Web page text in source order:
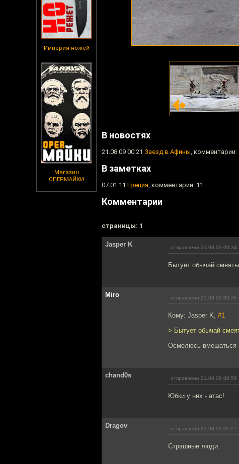
Империя ножей
Магазин
ОПЕРМАЙКИ
В новостях
21.08.09 00:21 Заезд в Афины, комментарии:
В заметках
07.01.11 Греция, комментарии: 11
Комментарии
cтраницы: 1
Jasper K отправлено 21.08.09 00:34
Бытует обычай
Miro отправлено 21.08.09 00:36
Кому: Jasper K, #1
> Бытует обычай
Осмелюсь вмешаться
chand0s отправлено 21.08.09 00:56
Юбки у них - атас!
Dragov отправлено 21.08.09 01:27
Страшные люди.